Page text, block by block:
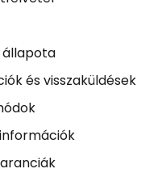
állapota
és visszaküldések